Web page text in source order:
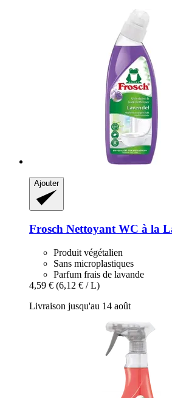
Ajouter
Frosch Nettoyant WC à la
Produit végétalien
Sans microplastiques
Parfum frais de lavande
4,59 € (6,12 € / L)
Livraison jusqu'au 14 août